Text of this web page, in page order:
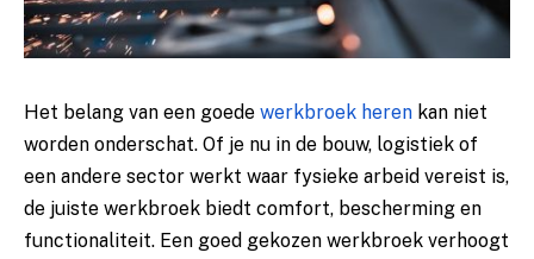
Het belang van een goede werkbroek heren kan niet
worden onderschat. Of je nu in de bouw, logistiek of
een andere sector werkt waar fysieke arbeid vereist is,
de juiste werkbroek biedt comfort, bescherming en
functionaliteit. Een goed gekozen werkbroek verhoogt